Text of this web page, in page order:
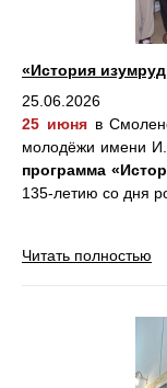
«История
25.06.2026
25 июняв
молодёжи имени
программа
135-летию со дня
Читать полностью